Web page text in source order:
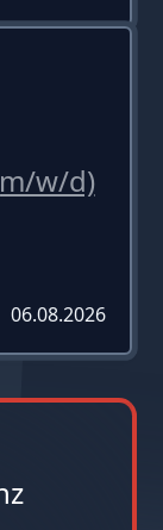
w/d)
06.08.2026